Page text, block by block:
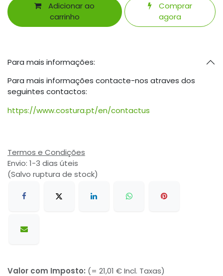
Adicionar ao
carrinho
Comprar
agora
Para mais informações:
Para mais informações contacte-nos atraves dos
seguintes contactos:
https://www.costura.pt/en/contactus
Termos e Condições
Envio: 1-3 dias úteis
(Salvo ruptura de stock)
Valor com Imposto: (= 21,01 € Incl. Taxas)